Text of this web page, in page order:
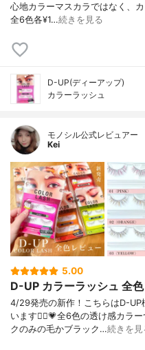
心地カラーマスカラではなく、
全6色各¥1…続きを見る
D-UP(ディーアップ)
カラーラッシュ
モノシル公式レビュアー
Kei
5.00
D-UP カラーラッシュ 全
4/29発売の新作！こちらはD-UP
います🙇‍♀️💗全6色の透け感カラ
クのみの毛かブラック…続きを見